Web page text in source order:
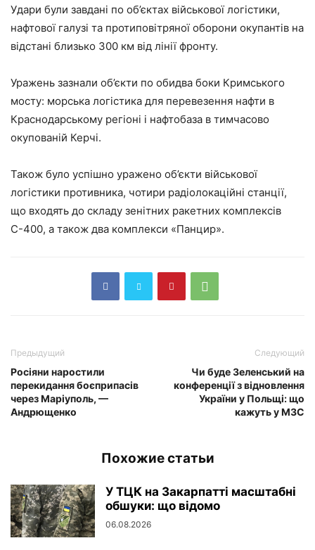
Удари були завдані по об’єктах військової логістики,
нафтової галузі та протиповітряної оборони окупантів на
відстані близько 300 км від лінії фронту.
Уражень зазнали об’єкти по обидва боки Кримського
мосту: морська логістика для перевезення нафти в
Краснодарському регіоні і нафтобаза в тимчасово
окупованій Керчі.
Також було успішно уражено об’єкти військової
логістики противника, чотири радіолокаційні станції,
що входять до складу зенітних ракетних комплексів
С-400, а також два комплекси «Панцир».
Предыдущий
Росіяни наростили
перекидання боєприпасів
через Маріуполь, —
Андрющенко
Следующий
Чи буде Зеленський на
конференції з відновлення
України у Польщі: що
кажуть у МЗС
Похожие статьи
У ТЦК на Закарпатті масштабні
обшуки: що відомо
06.08.2026